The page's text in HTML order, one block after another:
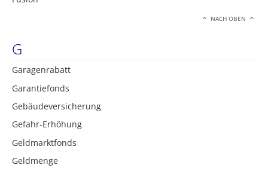
NACH OBEN
G
Garagenrabatt
Garantiefonds
Gebäudeversicherung
Gefahr-Erhöhung
Geldmarktfonds
Geldmenge